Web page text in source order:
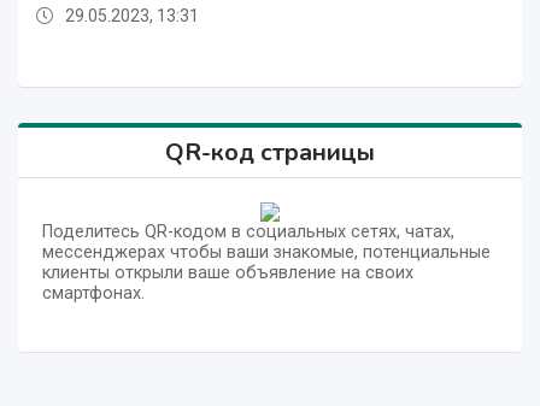
29.05.2023, 13:31
QR-код страницы
Поделитесь QR-кодом в социальных сетях, чатах,
мессенджерах чтобы ваши знакомые, потенциальные
клиенты открыли ваше объявление на своих
смартфонах.